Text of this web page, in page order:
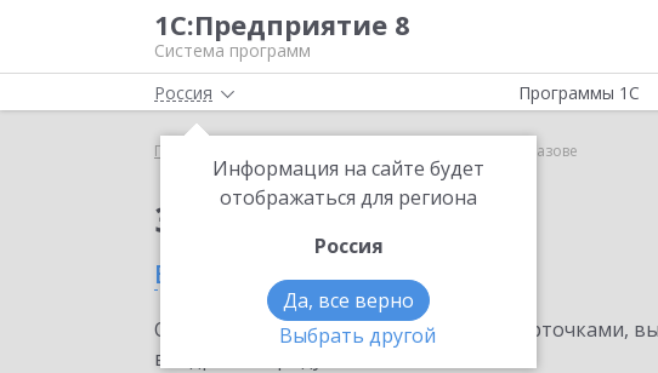
1С:Предприятие 8
Система программ
Россия
Информация на сайте будет
отображаться для региона
Россия
Да, все верно
Выбрать другой
Программы 1С
Главная 1С:Share в Глазове
Заказать 1С:Share
в Глазове
Ознакомьтесь с информационными карточками,
внедрение продукта.